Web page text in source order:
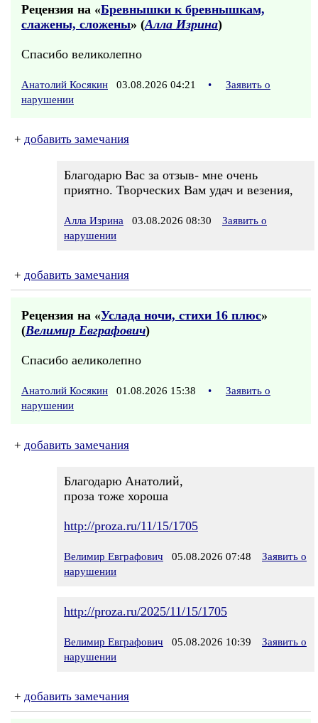
Рецензия на «Бревнышки к бревнышкам,
слажены, сложены» (Алла Изрина)
Спасибо великолепно
Анатолий Косякин 03.08.2026 04:21 •
Заявить о
нарушении
+ добавить замечания
Благодарю Вас за отзыв- мне очень
приятно. Творческих Вам удач и везения,
Алла Изрина 03.08.2026 08:30
Заявить о
нарушении
+ добавить замечания
Рецензия на «Услада ночи, стихи 16 плюс»
(Велимир Евграфович)
Спасибо аеликолепно
Анатолий Косякин 01.08.2026 15:38 •
Заявить о
нарушении
+ добавить замечания
Благодарю Анатолий,
проза тоже хороша
http://proza.ru/11/15/1705
Велимир Евграфович 05.08.2026 07:48
Заявить о
нарушении
http://proza.ru/2025/11/15/1705
Велимир Евграфович 05.08.2026 10:39
Заявить о
нарушении
+ добавить замечания